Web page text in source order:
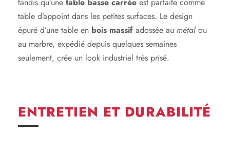
tandis qu’une table basse carrée est parfaite comme
table d’appoint dans les petites surfaces. Le design
épuré d’une table en bois massif adossée au métal ou
au marbre, expédié depuis quelques semaines
seulement, crée un look industriel très prisé.
ENTRETIEN ET DURABILITÉ